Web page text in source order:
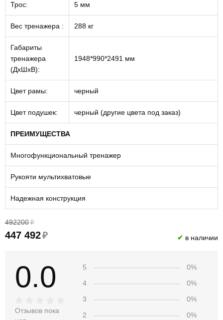
Трос: 5 мм
Вес тренажера : 288 кг
Габариты
тренажера
(ДхШхВ):
1948*990*2491 мм
Цвет рамы: черный
Цвет подушек: черный (другие цвета под заказ)
ПРЕИМУЩЕСТВА
Многофункциональный тренажер
Рукояти мультихватовые
Надежная конструкция
492200 ₽
447 492₽ ✔ в наличии
0.0
Отзывов пока
5
0%
4
0%
3
0%
2
0%